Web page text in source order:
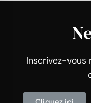
Inscrivez-vous